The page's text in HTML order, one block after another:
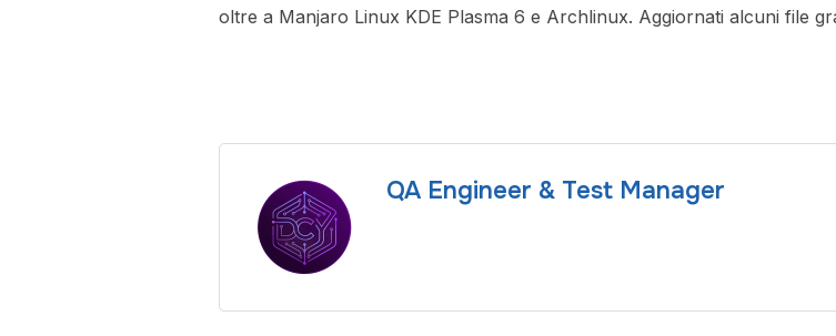
oltre a Manjaro Linux KDE Plasma 6 e Archlinux. Aggiornati alcuni file
QA Engineer & Test Manager